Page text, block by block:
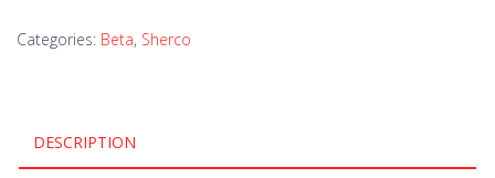
Categories: Beta, Sherco
DESCRIPTION